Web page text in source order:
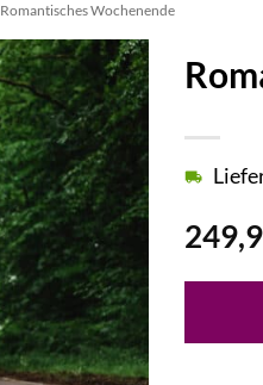
Romantisches Wochenende